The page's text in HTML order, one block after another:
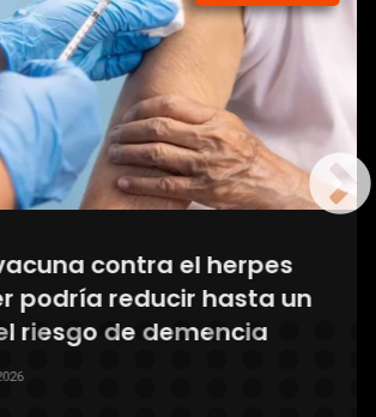
contra el herpes
reducir hasta un
riesgo de demencia